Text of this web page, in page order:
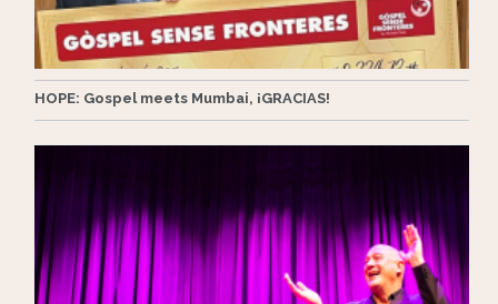
HOPE: Gospel meets Mumbai, ¡GRACIAS!